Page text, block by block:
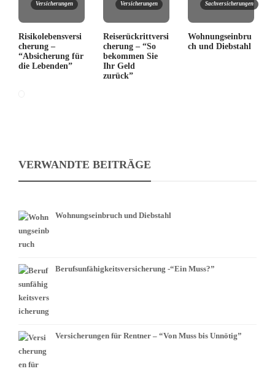
Versicherungen
Risikolebensversi
cherung –
“Absicherung für
die Lebenden”
Versicherungen
Reiserückrittversi
cherung – “So
bekommen Sie
Ihr Geld
zurück”
Sachversicherungen
Wohnungseinbru
ch und Diebstahl
VERWANDTE BEITRÄGE
Wohnungseinbruch und Diebstahl
Berufsunfähigkeitsversicherung -“Ein Muss?”
Versicherungen für Rentner – “Von Muss bis Unnötig”